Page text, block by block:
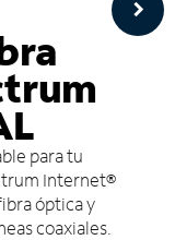
para tu
Internet®
óptica y
coaxiales.